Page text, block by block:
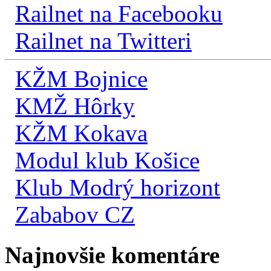
Railnet na Facebooku
Railnet na Twitteri
KŽM Bojnice
KMŽ Hôrky
KŽM Kokava
Modul klub Košice
Klub Modrý horizont
Zababov CZ
Najnovšie komentáre